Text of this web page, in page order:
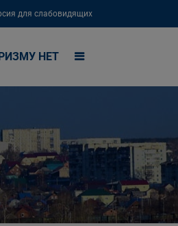
для слабовидящих
НЕТ